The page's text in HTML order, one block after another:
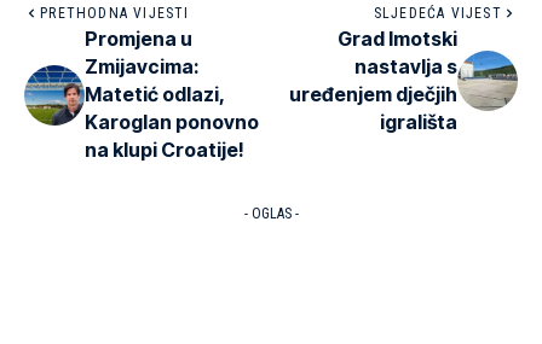
PRETHODNA VIJESTI
Promjena u
Zmijavcima:
Matetić odlazi,
Karoglan ponovno
na klupi Croatije!
SLJEDEĆA VIJEST
Grad Imotski
nastavlja s
uređenjem dječjih
igrališta
- OGLAS -